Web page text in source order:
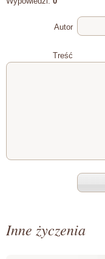
Autor
Treść
Inne życzenia